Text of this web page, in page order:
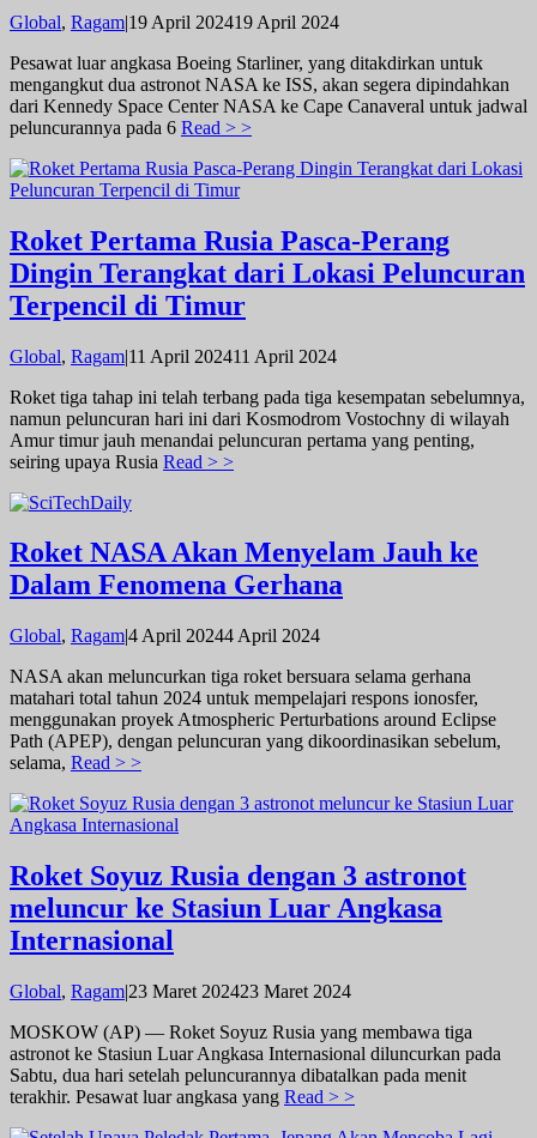
Global, Ragam|19 April 202419 April 2024oleh
Pesawat luar angkasa Boeing Starliner, yang ditakdirkan untuk
mengangkut dua astronot NASA ke ISS, akan segera dipindahkan
dari Kennedy Space Center NASA ke Cape Canaveral untuk jadwal
peluncurannya pada 6 Read > >
Roket Pertama Rusia Pasca-Perang
Dingin Terangkat dari Lokasi Peluncuran
Terpencil di Timur
Global, Ragam|11 April 202411 April 2024oleh
Roket tiga tahap ini telah terbang pada tiga kesempatan sebelumnya,
namun peluncuran hari ini dari Kosmodrom Vostochny di wilayah
Amur timur jauh menandai peluncuran pertama yang penting,
seiring upaya Rusia Read > >
Roket NASA Akan Menyelam Jauh ke
Dalam Fenomena Gerhana
Global, Ragam|4 April 20244 April 2024oleh
NASA akan meluncurkan tiga roket bersuara selama gerhana
matahari total tahun 2024 untuk mempelajari respons ionosfer,
menggunakan proyek Atmospheric Perturbations around Eclipse
Path (APEP), dengan peluncuran yang dikoordinasikan sebelum,
selama, Read > >
Roket Soyuz Rusia dengan 3 astronot
meluncur ke Stasiun Luar Angkasa
Internasional
Global, Ragam|23 Maret 202423 Maret 2024oleh
MOSKOW (AP) — Roket Soyuz Rusia yang membawa tiga
astronot ke Stasiun Luar Angkasa Internasional diluncurkan pada
Sabtu, dua hari setelah peluncurannya dibatalkan pada menit
terakhir. Pesawat luar angkasa yang Read > >